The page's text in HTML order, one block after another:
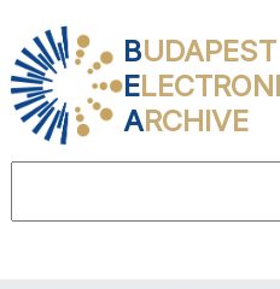
BUDAPEST
E
ARCHIVE